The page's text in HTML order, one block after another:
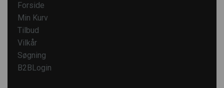
Forside
Min Kurv
Tilbud
Vilkår
Søgning
B2BLogin